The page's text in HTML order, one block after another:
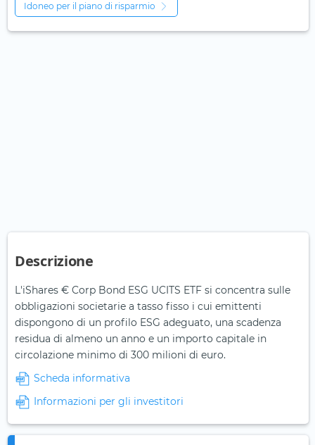
Idoneo per il piano di risparmio
Descrizione
L'iShares € Corp Bond ESG UCITS ETF si concentra sulle
obbligazioni societarie a tasso fisso i cui emittenti
dispongono di un profilo ESG adeguato, una scadenza
residua di almeno un anno e un importo capitale in
circolazione minimo di 300 milioni di euro.
Scheda informativa
Informazioni per gli investitori